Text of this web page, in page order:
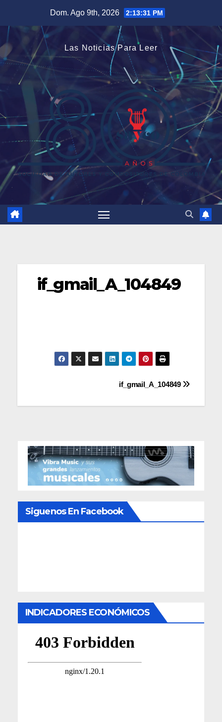
contenido
Dom. Ago 9th, 2026 2:13:31 PM
Las Noticias Para Leer
if_gmail_A_104849
Navegación
de
if_gmail_A_104849
Siguenos En Facebook
INDICADORES ECONÓMICOS